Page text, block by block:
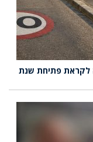
לקראת פתיחת שנת